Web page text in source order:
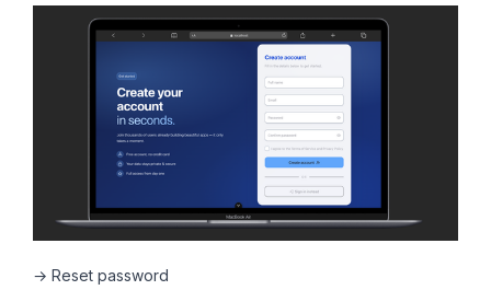
→ Reset password